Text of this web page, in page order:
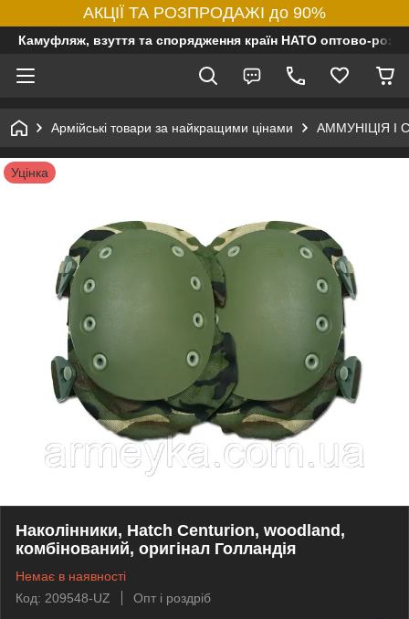
АКЦІЇ ТА РОЗПРОДАЖІ до 90%
Камуфляж, взуття та спорядження країн НАТО оптово-
Армійські товари за найкращими цінами АММУНІЦІЯ І
Уцінка
Наколінники, Hatch Centurion, woodland,
комбінований, оригінал Голландія
Немає в наявності
Код: 209548-UZ
Опт і роздріб